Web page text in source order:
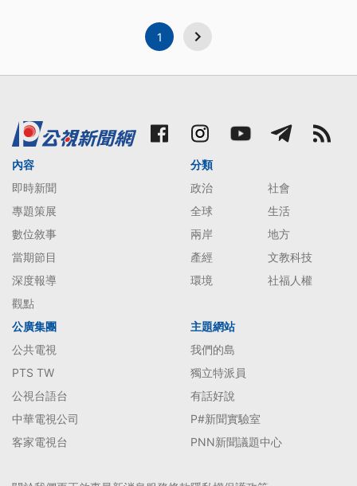
1
內容
即時新聞
專題策展
數位敘事
當期節目
深度報導
觀點
分類
政治
社會
全球
生活
兩岸
地方
產經
文教科技
環境
社福人權
公廣集團
公共電視
PTS TW
公視台語台
中華電視公司
客家電視台
主題網站
我們的島
獨立特派員
有話好說
P#新聞實驗室
PNN新聞議題中心